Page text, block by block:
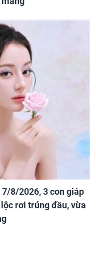
8/2026, 3 con giáp
rơi trúng đầu, vừa